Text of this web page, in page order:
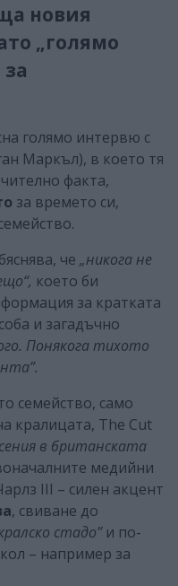
новия
„голямо
голямо интервю с
Маркъл), в което тя
факта,
за времето си,
че „никога не
което би
за кратката
и загадъчно
Понякога тихото
семейство, само
кралицата, The Cut
в британската
медийни
III – силен акцент
, свиване до
стадо”и по-
– например за